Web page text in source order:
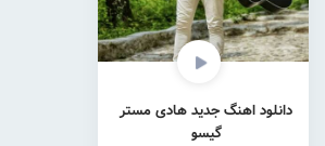
دانلود اهنگ جدید هادی مستر
گیسو